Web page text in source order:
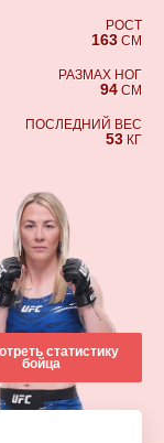
РОСТ
163 СМ
РАЗМАХ НОГ
94 СМ
ПОСЛЕДНИЙ ВЕС
53 КГ
статистику
бойца